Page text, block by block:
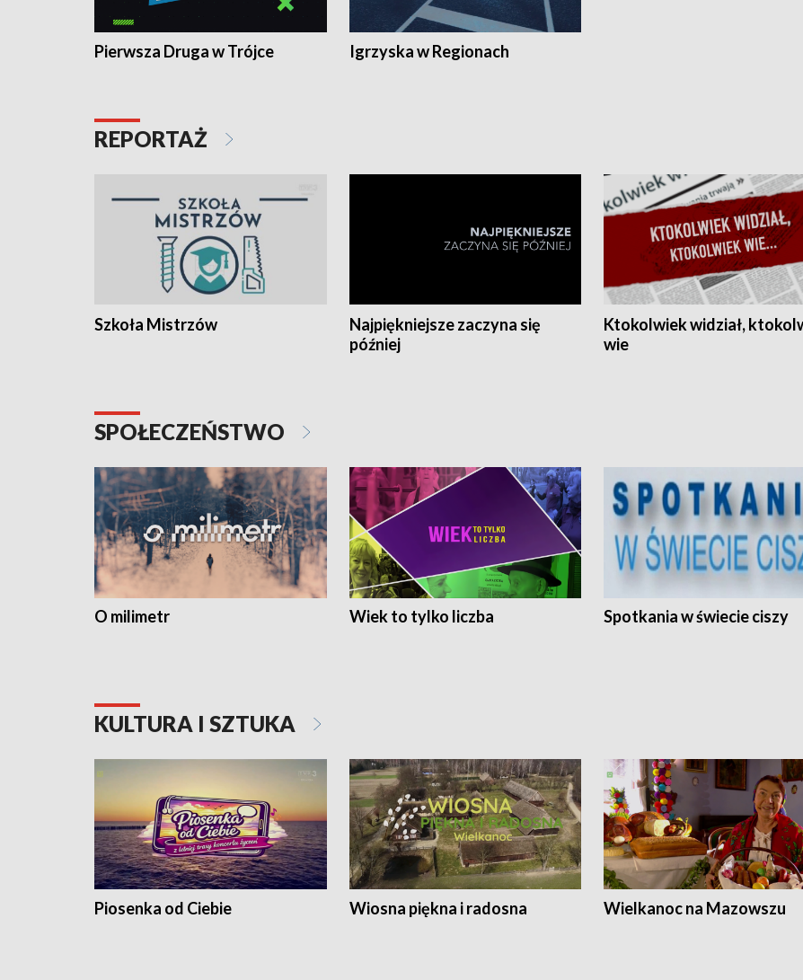
Pierwsza Druga w Trójce Igrzyska w Regionach
REPORTAŻ
Szkoła Mistrzów
Najpiękniejsze zaczyna się
później
Ktokolwiek widział,
wie
SPOŁECZEŃSTWO
O milimetr Wiek to tylko liczba Spotkania w świecie ciszy
KULTURA I SZTUKA
Piosenka od Ciebie Wiosna piękna i radosna Wielkanoc na Mazowszu